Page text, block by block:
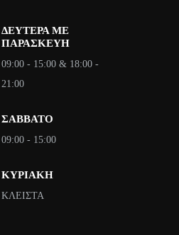
ΔΕΥΤΈΡΑ ΜΕ
ΠΑΡΑΣΚΕΥΉ
09:00 - 15:00 & 18:00 -
21:00
ΣΑΒΒΑΤΟ
09:00 - 15:00
ΚΥΡΙΑΚΗ
ΚΛΕΙΣΤΑ